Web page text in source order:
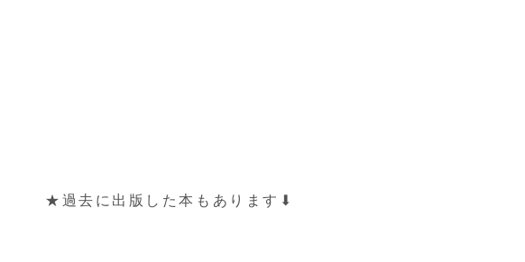
★過去に出版した本もあります⬇︎